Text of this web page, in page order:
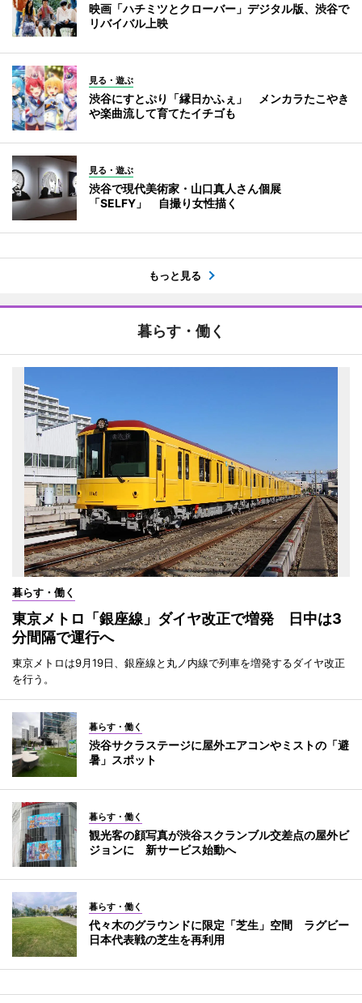
映画「ハチミツとクローバー」デジタル版、渋谷で
リバイバル上映
見る・遊ぶ
渋谷にすとぷり「縁日かふぇ」 メンカラたこやき
や楽曲流して育てたイチゴも
見る・遊ぶ
渋谷で現代美術家・山口真人さん個展
「SELFY」 自撮り女性描く
もっと見る
暮らす・働く
暮らす・働く
東京メトロ「銀座線」ダイヤ改正で増発 日中は3
分間隔で運行へ
東京メトロは9月19日、銀座線と丸ノ内線で列車を増発するダイヤ改正
を行う。
暮らす・働く
渋谷サクラステージに屋外エアコンやミストの「避
暑」スポット
暮らす・働く
観光客の顔写真が渋谷スクランブル交差点の屋外ビ
ジョンに 新サービス始動へ
暮らす・働く
代々木のグラウンドに限定「芝生」空間 ラグビー
日本代表戦の芝生を再利用